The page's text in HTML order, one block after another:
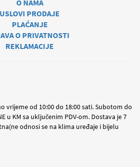
O NAMA
USLOVI PRODAJE
PLAĆANJE
O PRIVATNOSTI
REKLAMACIJE
vrijeme od 10:00 do 18:00 sati. Subotom do
u KM sa uključenim PDV-om. Dostava je 7
odnosi se na klima uređaje i bijelu